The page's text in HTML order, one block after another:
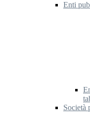
Enti
Società